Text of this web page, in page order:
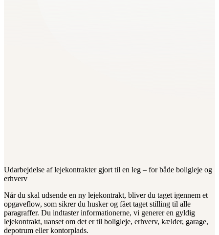
Udarbejdelse af lejekontrakter gjort til en leg – for både boligleje og
erhverv
Når du skal udsende en ny lejekontrakt, bliver du taget igennem et
opgaveflow, som sikrer du husker og fået taget stilling til alle
paragraffer. Du indtaster informationerne, vi generer en gyldig
lejekontrakt, uanset om det er til boligleje, erhverv, kælder, garage,
depotrum eller kontorplads.